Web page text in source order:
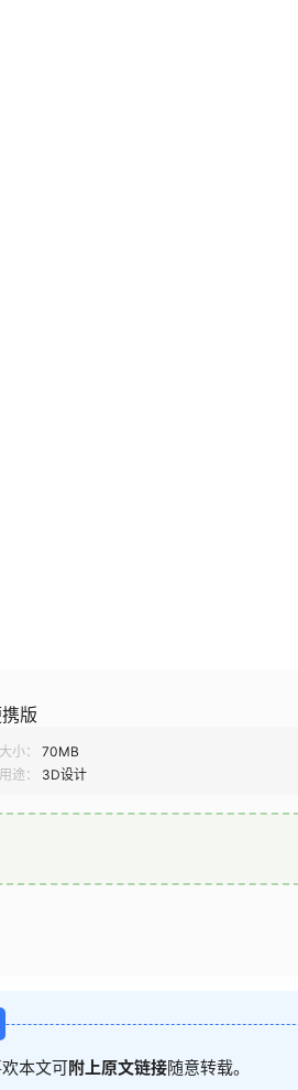
版
大小：
70MB
用途： 3D设计
本文可附上原文链接随意转载。